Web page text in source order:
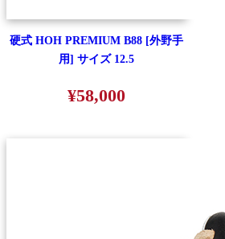
硬式 HOH PREMIUM B88 [外野手
用] サイズ 12.5
¥58,000